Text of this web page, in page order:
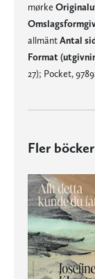
mørke
allmäntAntal
Format
27); Pocket,
Fler